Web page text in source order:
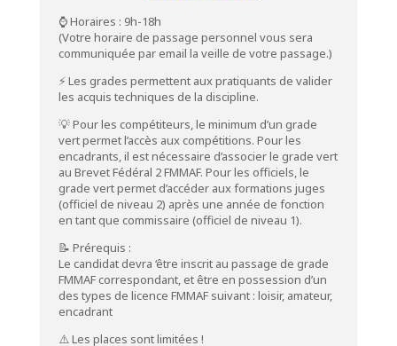
⌚ Horaires : 9h-18h
(Votre horaire de passage personnel vous sera
communiquée par email la veille de votre passage.)
⚡ Les grades permettent aux pratiquants de valider
les acquis techniques de la discipline.
💡 Pour les compétiteurs, le minimum d’un grade
vert permet l’accès aux compétitions. Pour les
encadrants, il est nécessaire d’associer le grade vert
au Brevet Fédéral 2 FMMAF. Pour les officiels, le
grade vert permet d’accéder aux formations juges
(officiel de niveau 2) après une année de fonction
en tant que commissaire (officiel de niveau 1).
📝 Prérequis :
Le candidat devra ‘être inscrit au passage de grade
FMMAF correspondant, et être en possession d’un
des types de licence FMMAF suivant : loisir, amateur,
encadrant
⚠️ Les places sont limitées !